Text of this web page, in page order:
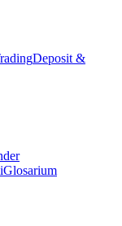
Deposit &
Glosarium